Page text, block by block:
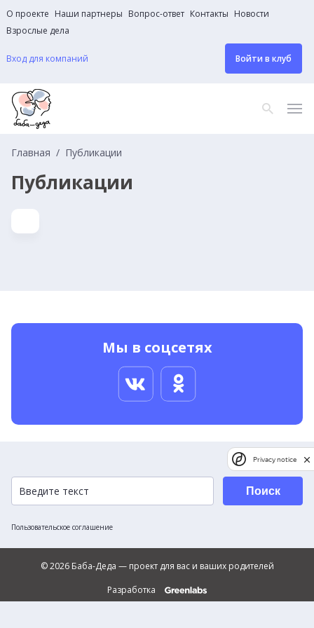
О проекте Наши партнеры Вопрос-ответ Контакты Новости
Взрослые дела
Вход для компаний Войти в клуб
Главная Публикации
Публикации
Мы в соцсетях
Пользовательское соглашение
Поиск
© 2026 Баба-Деда — проект для вас и ваших родителей
Разработка
Privacy notice